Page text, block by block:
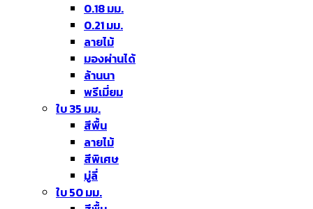
0.18 มม.
0.21 มม.
ลายไม้
มองผ่านได้
ล้านนา
พรีเมี่ยม
ใบ 35 มม.
สีพื้น
ลายไม้
สีพิเศษ
มู่ลี่
ใบ 50 มม.